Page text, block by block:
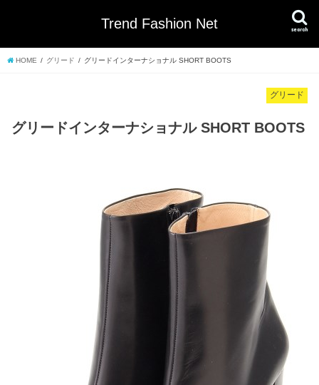
Trend Fashion Net search
HOME グリード グリードインターナショナル SHORT BOOTS
グリード
グリードインターナショナル SHORT BOOTS